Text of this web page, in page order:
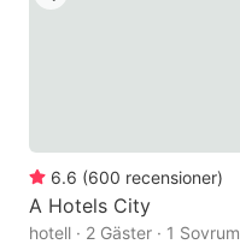
6.6 (600 recensioner)
A Hotels City
hotell · 2 Gäster · 1 Sovrum